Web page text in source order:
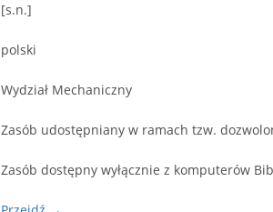
[s.n.]
polski
Wydział Mechaniczny
Zasób udostępniany w ramach tzw.
Zasób dostępny wyłącznie z komputerów